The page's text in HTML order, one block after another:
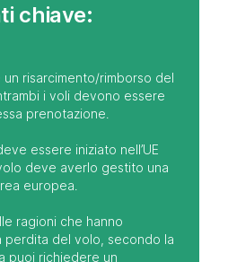
chiave:
risarcimento/rimborso del
i voli devono essere
prenotazione.
essere iniziato nell’UE
deve averlo gestito una
europea.
ragioni che hanno
perdita del volo, secondo la
puoi richiedere un